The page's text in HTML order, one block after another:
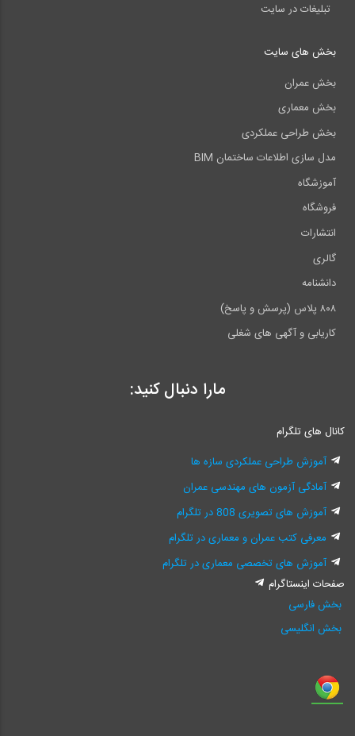
تبلیغات در سایت
بخش های سایت
بخش عمران
بخش معماری
بخش طراحی عملکردی
مدل سازی اطلاعات ساختمان BIM
آموزشگاه
فروشگاه
انتشارات
گالری
دانشنامه
۸۰۸ پلاس (پرسش و پاسخ)
کاریابی و آگهی های شغلی
مارا دنبال کنید:
کانال های تلگرام
آموزش طراحی عملکردی سازه ها
آمادگی آزمون های مهندسی عمران
آموزش های تصویری 808 در تلگرام
معرفی کتب عمران و معماری در تلگرام
آموزش های تخصصی معماری در تلگرام
صفحات اینستاگرام
بخش فارسی
بخش انگلیسی